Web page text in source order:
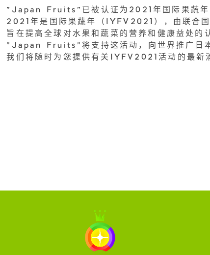
"Japan Fruits"已被认证为2021年国际果蔬年
2021年是国际果蔬年（IYFV2021），由联合国
旨在提高全球对水果和蔬菜的营养和健康益处的
"Japan Fruits"将支持这活动，向世界推广日本
我们将随时为您提供有关IYFV2021活动的最新